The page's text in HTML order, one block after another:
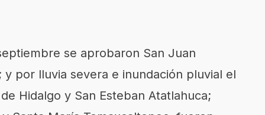
se aprobaron San Juan
por lluvia severa e inundación pluvial el
Hidalgo y San Esteban Atatlahuca;